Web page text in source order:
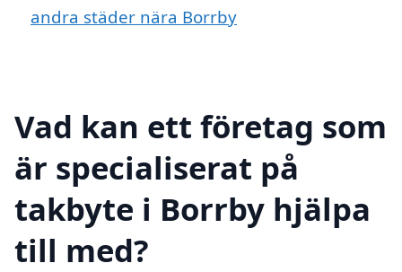
andra städer nära Borrby
Vad kan ett företag som
är specialiserat på
takbyte i Borrby hjälpa
till med?